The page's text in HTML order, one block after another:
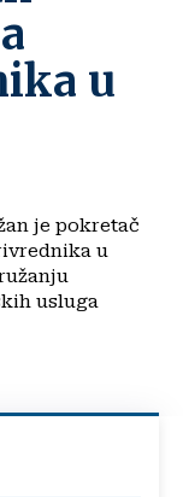
u
je pokretač
u
usluga